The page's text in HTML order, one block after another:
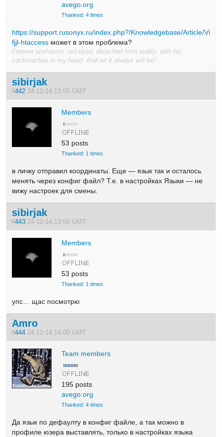
avego.org
Thanked: 4 times
https://support.rusonyx.ru/index.php?/Knowledgebase/Article/
fjjl-htaccess может в этом проблема?
Forever unshaven, red-eyed, detached from reality, with his
cockroaches in my head. And let it always will be!
sibirjak
#442 24-12-14 13:55 GMT
Members
53 posts
Thanked: 1 times
в личку отправил координаты. Еще — язык так и осталось
менять через конфиг файл? Т.е. в настройках Языки — не
вижу настроек для смены.
sibirjak
#443 24-12-14 13:56 GMT
Members
53 posts
Thanked: 1 times
упс… щас посмотрю
Amro
#444 24-12-14 14:00 GMT
Team members
195 posts
avego.org
Thanked: 4 times
Да язык по дефаулту в конфиг файле, а так можно в
профиле юзера выставлять, только в настройках языка